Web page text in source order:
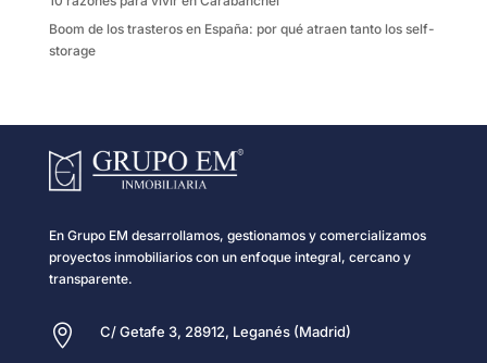
Boom de los trasteros en España: por qué atraen tanto los self-
storage
En Grupo EM desarrollamos, gestionamos y comercializamos
proyectos inmobiliarios con un enfoque integral, cercano y
transparente.
 C/ Getafe 3, 28912, Leganés (Madrid)